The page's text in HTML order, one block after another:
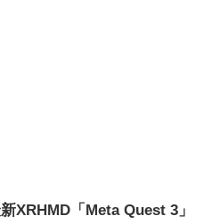
XRHMD「Meta Quest 3」